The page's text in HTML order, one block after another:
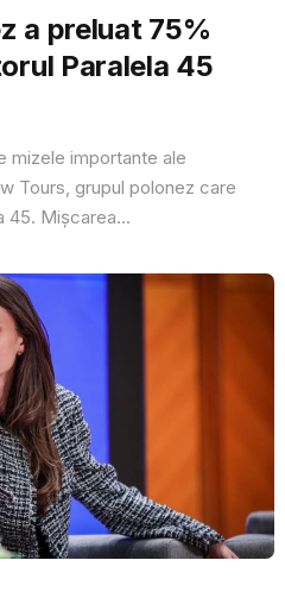
a preluat 75%
Paralela 45
mizele importante ale
Tours, grupul polonez care
45. Mișcarea...